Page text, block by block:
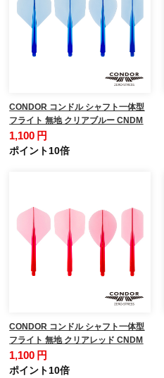
CONDOR コンドル シャフト一体型
フライト 無地 クリアブルー CNDM
1,100 円
ポイント10倍
CONDOR コンドル シャフト一体型
フライト 無地 クリアレッド CNDM
1,100 円
ポイント10倍